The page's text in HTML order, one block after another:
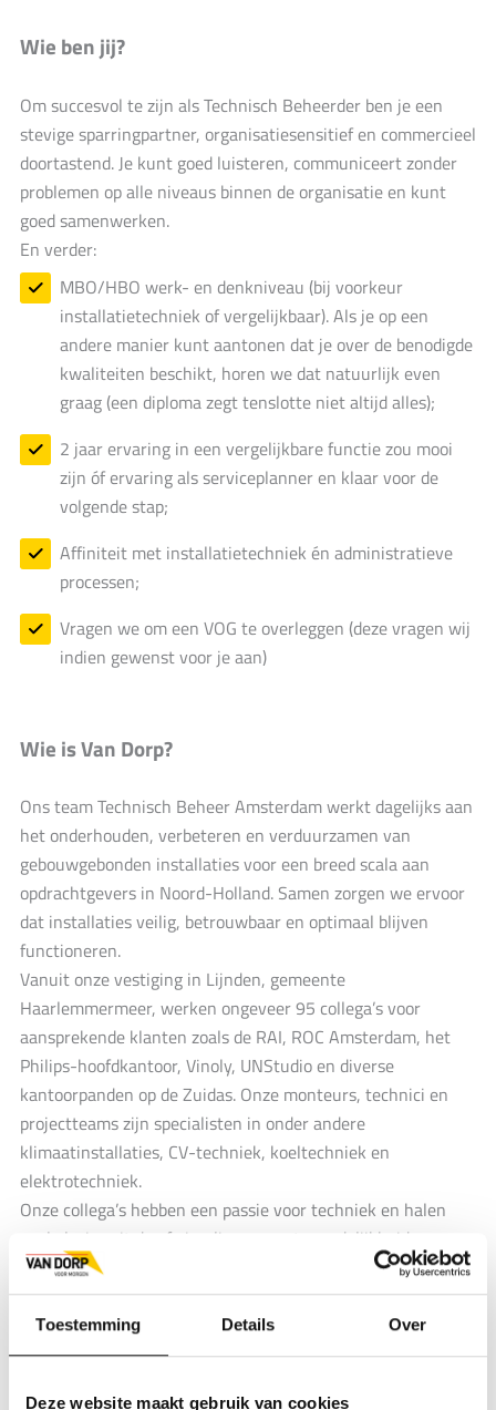
Toestemming Details Over
Deze website maakt gebruik van cookies
Wie ben jij?
Om succesvol te zijn als Technisch Beheerder ben je een
stevige sparringpartner, organisatiesensitief en commercieel
doortastend. Je kunt goed luisteren, communiceert zonder
problemen op alle niveaus binnen de organisatie en kunt
goed samenwerken.
En verder:
MBO/HBO werk- en denkniveau (bij voorkeur
installatietechniek of vergelijkbaar). Als je op een
andere manier kunt aantonen dat je over de benodigde
kwaliteiten beschikt, horen we dat natuurlijk even
graag (een diploma zegt tenslotte niet altijd alles);
2 jaar ervaring in een vergelijkbare functie zou mooi
zijn óf ervaring als serviceplanner en klaar voor de
volgende stap;
Affiniteit met installatietechniek én administratieve
processen;
Vragen we om een VOG te overleggen (deze vragen wij
indien gewenst voor je aan)
Wie is Van Dorp?
Ons team Technisch Beheer Amsterdam werkt dagelijks aan
het onderhouden, verbeteren en verduurzamen van
gebouwgebonden installaties voor een breed scala aan
opdrachtgevers in Noord-Holland. Samen zorgen we ervoor
dat installaties veilig, betrouwbaar en optimaal blijven
functioneren.
Vanuit onze vestiging in Lijnden, gemeente
Haarlemmermeer, werken ongeveer 95 collega’s voor
aansprekende klanten zoals de RAI, ROC Amsterdam, het
Philips-hoofdkantoor, Vinoly, UNStudio en diverse
kantoorpanden op de Zuidas. Onze monteurs, technici en
projectteams zijn specialisten in onder andere
klimaatinstallaties, CV-techniek, koeltechniek en
elektrotechniek.
Onze collega’s hebben een passie voor techniek en halen
veel plezier uit de afwisseling, verantwoordelijkheid en
samenwerking binnen het team. De informele sfeer, korte
lijnen en sterke betrokkenheid zorgen ervoor dat we elkaar
iedere dag verder helpen. Als onderdeel van onze familie
draag jij bij aan duurzame oplossingen en langdurige